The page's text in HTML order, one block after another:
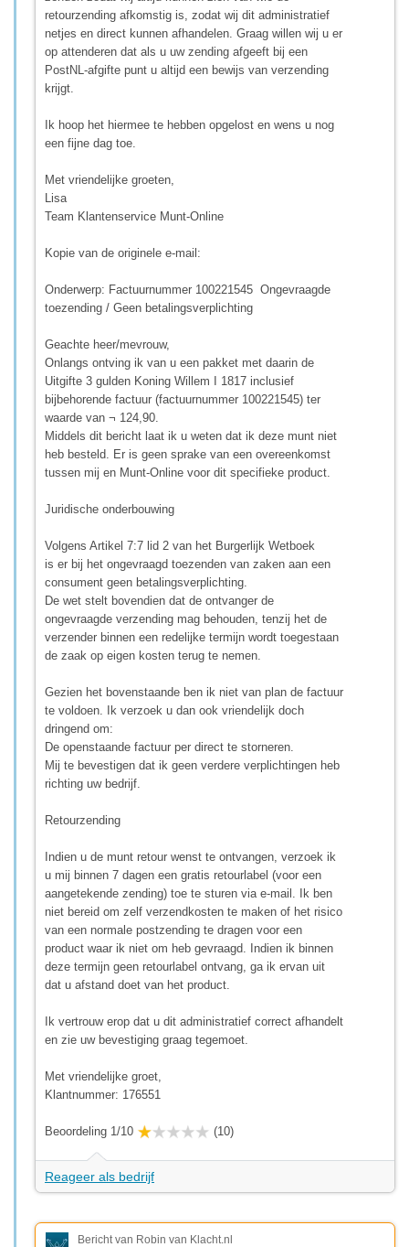
retourzending afkomstig is, zodat wij dit administratief
netjes en direct kunnen afhandelen. Graag willen wij u er
op attenderen dat als u uw zending afgeeft bij een
PostNL-afgifte punt u altijd een bewijs van verzending
krijgt.
Ik hoop het hiermee te hebben opgelost en wens u nog
een fijne dag toe.
Met vriendelijke groeten,
Lisa
Team Klantenservice Munt-Online
Kopie van de originele e-mail:
Onderwerp: Factuurnummer 100221545 Ongevraagde
toezending / Geen betalingsverplichting
Geachte heer/mevrouw,
Onlangs ontving ik van u een pakket met daarin de
Uitgifte 3 gulden Koning Willem I 1817 inclusief
bijbehorende factuur (factuurnummer 100221545) ter
waarde van ¬ 124,90.
Middels dit bericht laat ik u weten dat ik deze munt niet
heb besteld. Er is geen sprake van een overeenkomst
tussen mij en Munt-Online voor dit specifieke product.
Juridische onderbouwing
Volgens Artikel 7:7 lid 2 van het Burgerlijk Wetboek
is er bij het ongevraagd toezenden van zaken aan een
consument geen betalingsverplichting.
De wet stelt bovendien dat de ontvanger de
ongevraagde verzending mag behouden, tenzij het de
verzender binnen een redelijke termijn wordt toegestaan
de zaak op eigen kosten terug te nemen.
Gezien het bovenstaande ben ik niet van plan de factuur
te voldoen. Ik verzoek u dan ook vriendelijk doch
dringend om:
De openstaande factuur per direct te storneren.
Mij te bevestigen dat ik geen verdere verplichtingen heb
richting uw bedrijf.
Retourzending
Indien u de munt retour wenst te ontvangen, verzoek ik
u mij binnen 7 dagen een gratis retourlabel (voor een
aangetekende zending) toe te sturen via e-mail. Ik ben
niet bereid om zelf verzendkosten te maken of het risico
van een normale postzending te dragen voor een
product waar ik niet om heb gevraagd. Indien ik binnen
deze termijn geen retourlabel ontvang, ga ik ervan uit
dat u afstand doet van het product.
Ik vertrouw erop dat u dit administratief correct afhandelt
en zie uw bevestiging graag tegemoet.
Met vriendelijke groet,
Klantnummer: 176551
Beoordeling 1/10 (10)
Reageer als bedrijf
Bericht van Robin van Klacht.nl